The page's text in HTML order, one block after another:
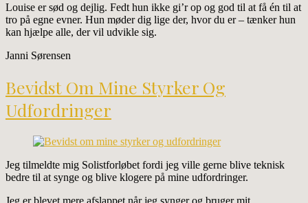
Louise er sød og dejlig. Fedt hun ikke gi’r op og god til at få én til at
tro på egne evner. Hun møder dig lige der, hvor du er – tænker hun
kan hjælpe alle, der vil udvikle sig.
Janni Sørensen
Bevidst Om Mine Styrker Og
Udfordringer
Jeg tilmeldte mig Solistforløbet fordi jeg ville gerne blive teknisk
bedre til at synge og blive klogere på mine udfordringer.
Jeg er blevet mere afslappet når jeg synger og bruger mit